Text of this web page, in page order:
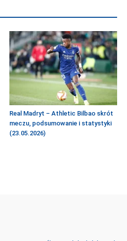
Real Madryt – Athletic Bilbao skrót
meczu, podsumowanie i statystyki
(23.05.2026)